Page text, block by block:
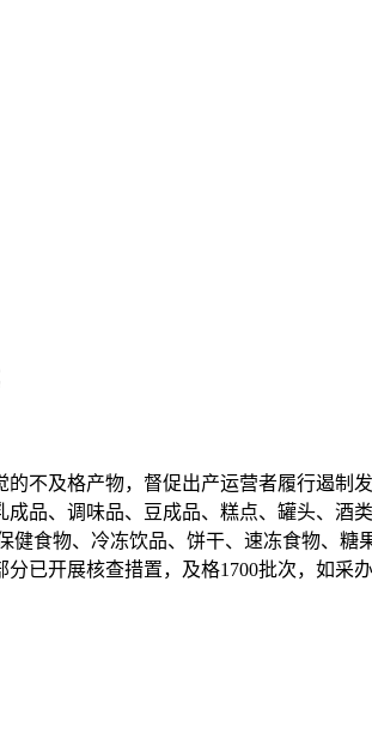
及格产物，督促出产运营者履行遏制
品、调味品、豆成品、糕点、罐头、
食物、冷冻饮品、饼干、速冻食物、糖
已开展核查措置，及格1700批次，如采